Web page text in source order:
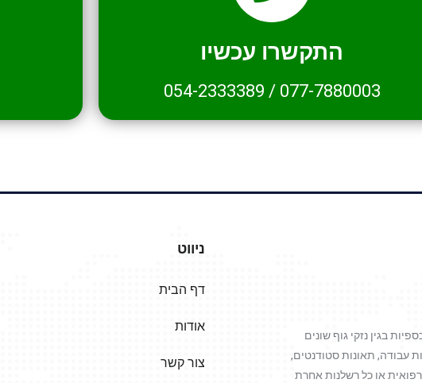
התקשרו עכשיו
077-7880003
/
054-2333389
בגין נזקי גוף שונים
עבודה, תאונות סטודנטים,
או כל רשלנות אחרת
ניווט
דף הבית
אודות
צור קשר